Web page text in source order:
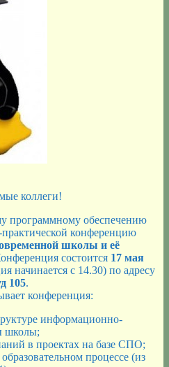
коллеги!
программному обеспечению
конференцию
школы и её
состоится 17 мая
начинается с 14.30) по адресу
105.
конференция:
информационно-
школы;
в проектах на базе СПО;
процессе (из